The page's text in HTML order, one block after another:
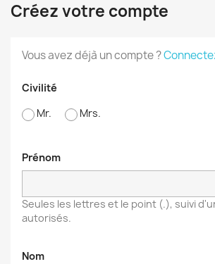
Créez votre compte
Vous avez déjà un compte ?
Civilité
Mr.
Mrs.
Prénom
Seules les lettres et le point (.), suivi
autorisés.
Nom